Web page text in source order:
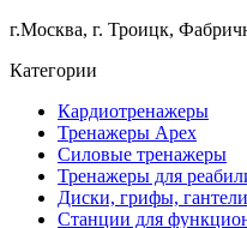
г.Москва, г. Троицк,
Категории
Кардиотренажеры
Тренажеры Apex
Силовые тренажеры
Тренажеры для
Диски, грифы, гантели
Станции для